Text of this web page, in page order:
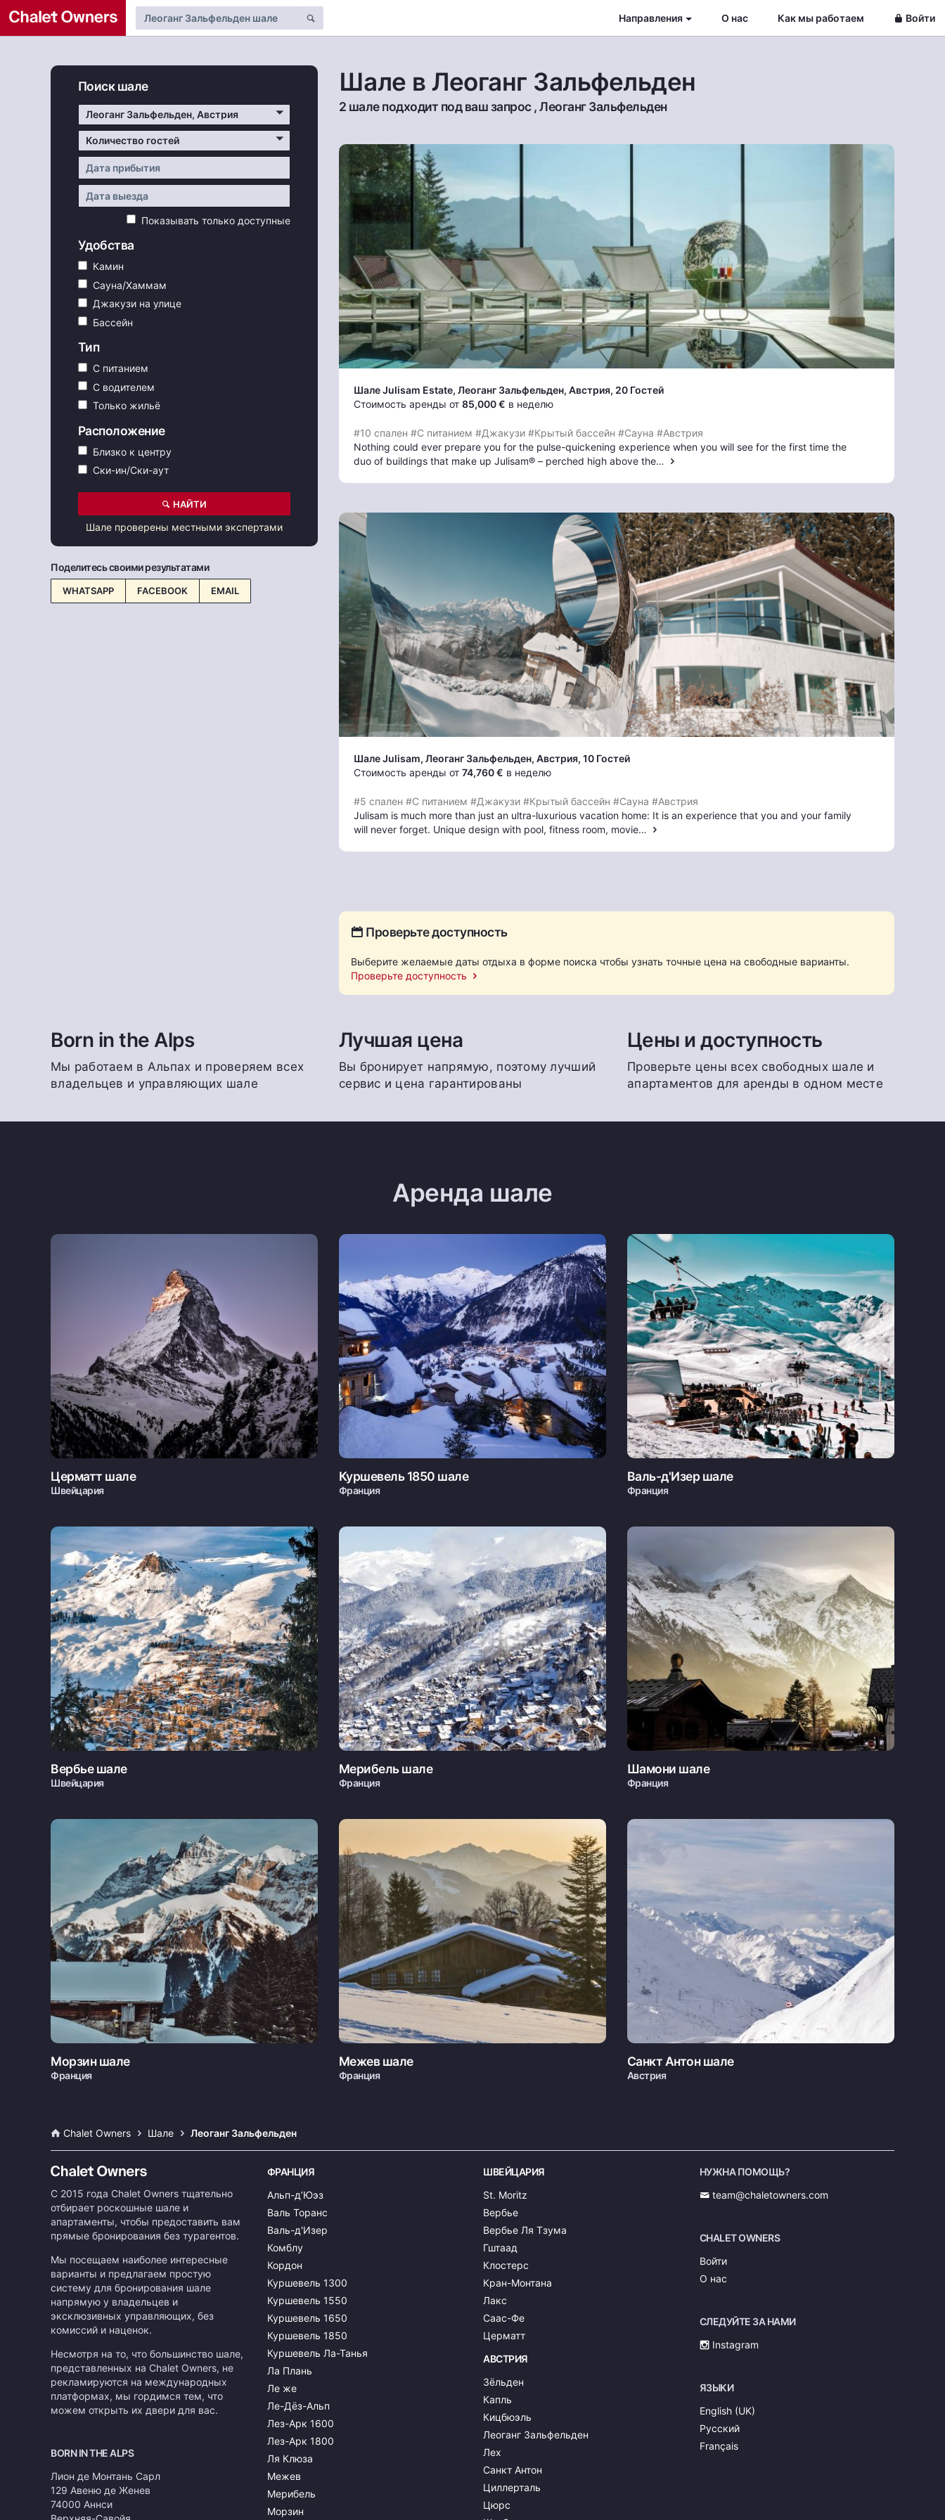
Направления О нас Как мы работаем Войти
Поиск шале
Леоганг Зальфельден, Австрия
Количество гостей
Показывать только доступные
Удобства
Камин
Сауна/Хаммам
Джакузи на улице
Бассейн
Тип
С питанием
С водителем
Только жильё
Расположение
Близко к центру
Ски-ин/Ски-аут
НАЙТИ
Шале проверены местными экспертами
Поделитесь своими результатами
WHATSAPP FACEBOOK EMAIL
Шале в Леоганг Зальфельден
2 шале подходит под ваш запрос , Леоганг Зальфельден
Шале Julisam Estate, Леоганг Зальфельден, Австрия, 20 Гостей
Стоимость аренды от 85,000 € в неделю
#10 спален #С питанием #Джакузи #Крытый бассейн #Сауна #Австрия
Nothing could ever prepare you for the pulse-quickening experience when you will see for the first time the
duo of buildings that make up Julisam® – perched high above the…
Шале Julisam, Леоганг Зальфельден, Австрия, 10 Гостей
Стоимость аренды от 74,760 € в неделю
#5 спален #С питанием #Джакузи #Крытый бассейн #Сауна #Австрия
Julisam is much more than just an ultra-luxurious vacation home: It is an experience that you and your family
will never forget. Unique design with pool, fitness room, movie…
Проверьте доступность
Выберите желаемые даты отдыха в форме поиска чтобы узнать точные цена на свободные варианты.
Проверьте доступность
Born in the Alps
Мы работаем в Альпах и проверяем всех
владельцев и управляющих шале
Лучшая цена
Вы бронирует напрямую, поэтому лучший
сервис и цена гарантированы
Цены и доступность
Проверьте цены всех свободных шале и
апартаментов для аренды в одном месте
Аренда шале
Церматт шале
Швейцария
Куршевель 1850 шале
Франция
Валь-д'Изер шале
Франция
Вербье шале
Швейцария
Мерибель шале
Франция
Шамони шале
Франция
Морзин шале
Франция
Межев шале
Франция
Санкт Антон шале
Австрия
Chalet Owners Шале Леоганг Зальфельден
С 2015 года Chalet Owners тщательно
отбирает роскошные шале и
апартаменты, чтобы предоставить вам
прямые бронирования без турагентов.
Мы посещаем наиболее интересные
варианты и предлагаем простую
систему для бронирования шале
напрямую у владельцев и
эксклюзивных управляющих, без
комиссий и наценок.
Несмотря на то, что большинство шале,
представленных на Chalet Owners, не
рекламируются на международных
платформах, мы гордимся тем, что
можем открыть их двери для вас.
BORN IN THE ALPS
Лион де Монтань Сарл
129 Авеню де Женев
74000 Аннси
ФРАНЦИЯ
Альп-д’Юэз
Валь Торанс
Валь-д'Изер
Комблу
Кордон
Куршевель 1300
Куршевель 1550
Куршевель 1650
Куршевель 1850
Куршевель Ла-Танья
Ла Плань
Ле же
Ле-Дёз-Альп
Лез-Арк 1600
Лез-Арк 1800
Ля Клюза
Межев
Мерибель
Морзин
ШВЕЙЦАРИЯ
St. Moritz
Вербье
Вербье Ля Тзума
Гштаад
Клостерс
Кран-Монтана
Лакс
Саас-Фе
Церматт
АВСТРИЯ
Зёльден
Капль
Кицбюэль
Леоганг Зальфельден
Лех
Санкт Антон
Циллерталь
Цюрс
НУЖНА ПОМОЩЬ?
team@chaletowners.com
CHALET OWNERS
Войти
О нас
СЛЕДУЙТЕ ЗА НАМИ
Instagram
ЯЗЫКИ
English (UK)
Русский
Français